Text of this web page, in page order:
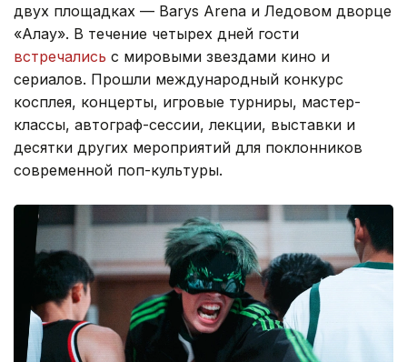
двух площадках — Barys Arena и Ледовом дворце
«Алау». В течение четырех дней гости
встречались с мировыми звездами кино и
сериалов. Прошли международный конкурс
косплея, концерты, игровые турниры, мастер-
классы, автограф-сессии, лекции, выставки и
десятки других мероприятий для поклонников
современной поп-культуры.